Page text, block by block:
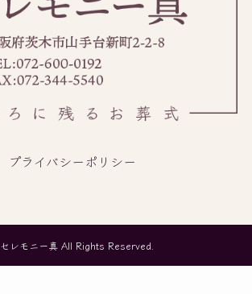
プライバシーポリシー
セレモニー真 All Rights Reserved.